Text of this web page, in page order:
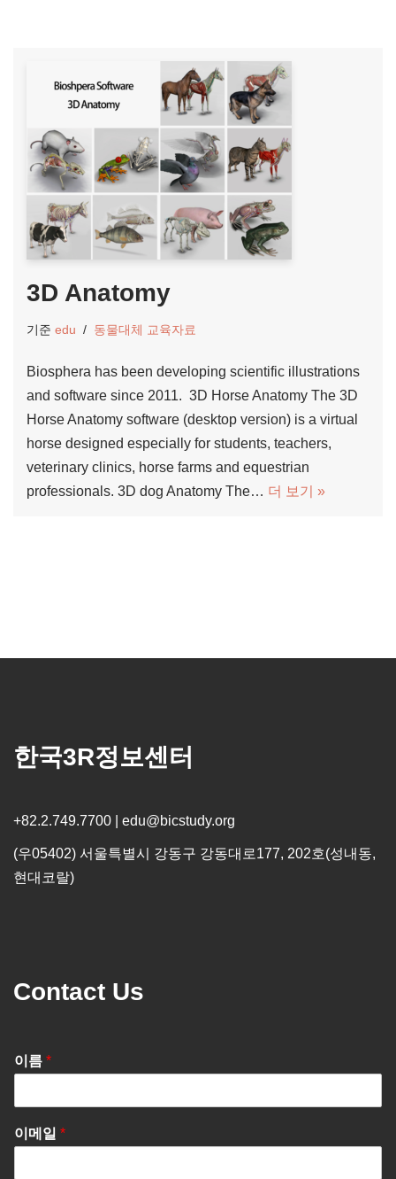
3D Anatomy
기준 edu 동물대체 교육자료
Biosphera has been developing scientific illustrations
and software since 2011. 3D Horse Anatomy The 3D
Horse Anatomy software (desktop version) is a virtual
horse designed especially for students, teachers,
veterinary clinics, horse farms and equestrian
professionals. 3D dog Anatomy The… 더 보기 »
한국3R정보센터
+82.2.749.7700 | edu@bicstudy.org
(우05402) 서울특별시 강동구 강동대로177, 202호(성내동,
현대코랄)
Contact Us
이름 *
이메일 *